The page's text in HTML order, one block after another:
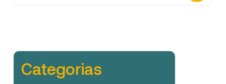
Categorias